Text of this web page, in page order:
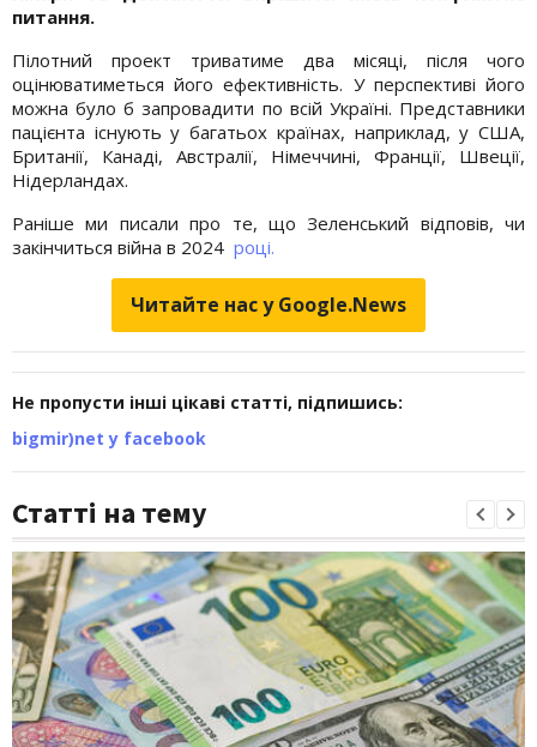
питання.
Пілотний проект триватиме два місяці, після чого
оцінюватиметься його ефективність. У перспективі його
можна було б запровадити по всій Україні. Представники
пацієнта існують у багатьох країнах, наприклад, у США,
Британії, Канаді, Австралії, Німеччині, Франції, Швеції,
Нідерландах.
Раніше ми писали про те, що Зеленський відповів, чи
закінчиться війна в 2024 році.
Читайте нас у Google.News
Не пропусти інші цікаві статті, підпишись:
bigmir)net у facebook
Статті на тему